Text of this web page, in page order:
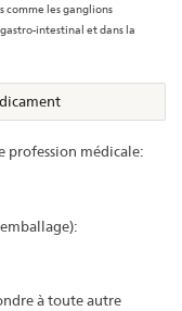
comme les ganglions
intestinal et dans la
profession médicale:
à toute autre